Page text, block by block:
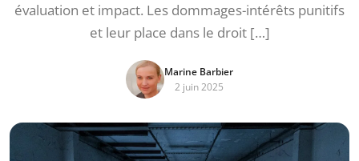
évaluation et impact. Les dommages-intérêts punitifs
et leur place dans le droit […]
Marine Barbier
2 juin 2025